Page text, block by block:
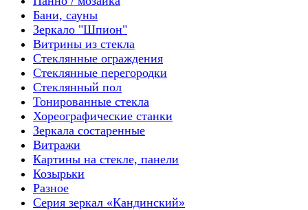
Бани, сауны
Зеркало "Шпион"
Витрины из стекла
Стеклянные ограждения
Стеклянные перегородки
Стеклянный пол
Тонированные стекла
Хореографические станки
Зеркала состаренные
Витражи
Картины на стекле, панели
Козырьки
Разное
Серия зеркал «Кандинский»